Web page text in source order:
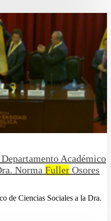
Académico
Norma Fuller Osores
de Ciencias Sociales a la Dra.